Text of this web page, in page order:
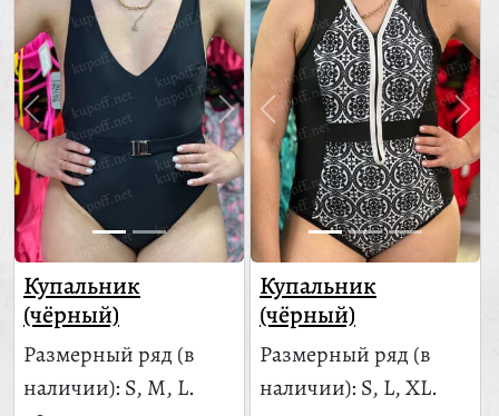
Купальник
(чёрный)
Размерный ряд (в
наличии): S, M, L.
Купальник
(чёрный)
Размерный ряд (в
наличии): S, L, XL.